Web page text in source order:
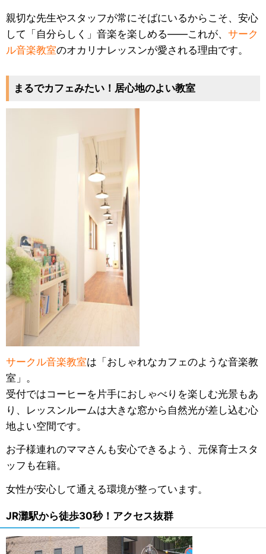
親切な先生やスタッフが常にそばにいるからこそ、安心
して「自分らしく」音楽を楽しめる——これが、 サーク
ル音楽教室のオカリナレッスンが愛される理由です。
まるでカフェみたい！居心地のよい教室
サークル音楽教室は「おしゃれなカフェのような音楽教
室」。
受付ではコーヒーを片手におしゃべりを楽しむ光景もあ
り、レッスンルームは大きな窓から自然光が差し込む心
地よい空間です。
お子様連れのママさんも安心できるよう、元保育士スタ
ッフも在籍。
女性が安心して通える環境が整っています。
JR灘駅から徒歩30秒！アクセス抜群